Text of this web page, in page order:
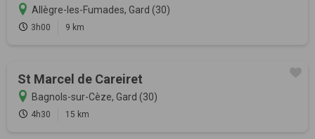
Allègre-les-Fumades, Gard (30)
3h00 9 km
St Marcel de Careiret
Bagnols-sur-Cèze, Gard (30)
4h30 15 km